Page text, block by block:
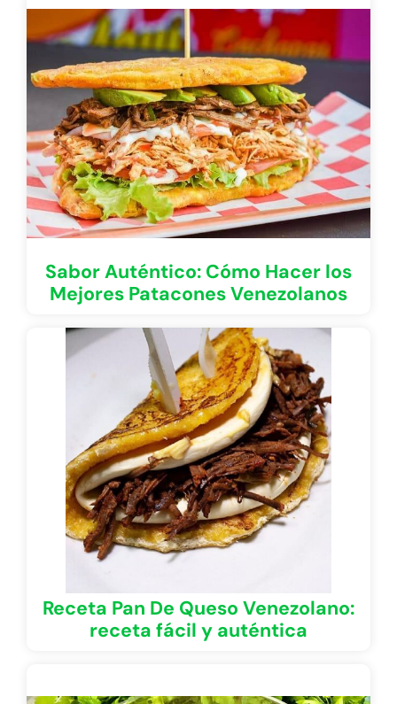
Sabor Auténtico: Cómo Hacer los
Mejores Patacones Venezolanos
Receta Pan De Queso Venezolano:
receta fácil y auténtica